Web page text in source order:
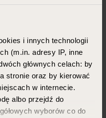
i innych technologii
(m.in. adresy IP, inne
głównych celach: by
stronie oraz by kierować
w internecie.
albo przejdź do
wyborów co do
VIS PLANTIS SECRET
GARDEN
Moisturizing body lotion with
snail slime filtrate
400 ml